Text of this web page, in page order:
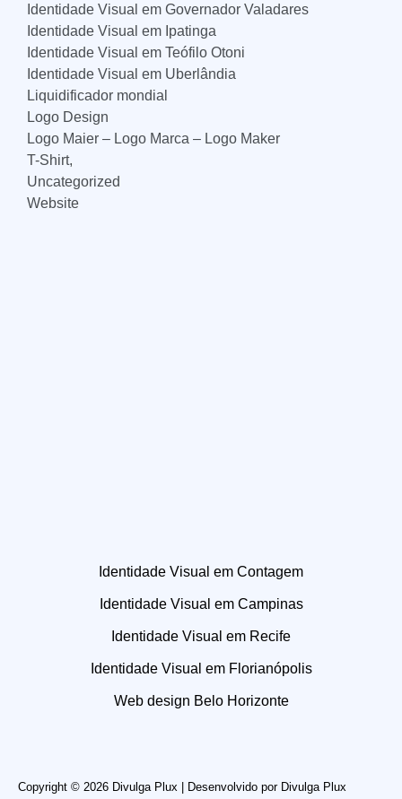
Identidade Visual em Governador Valadares
Identidade Visual em Ipatinga
Identidade Visual em Teófilo Otoni
Identidade Visual em Uberlândia
Liquidificador mondial
Logo Design
Logo Maier – Logo Marca – Logo Maker
T-Shirt,
Uncategorized
Website
Identidade Visual em Contagem
Identidade Visual em Campinas
Identidade Visual em Recife
Identidade Visual em Florianópolis
Web design Belo Horizonte
Copyright © 2026 Divulga Plux | Desenvolvido por Divulga Plux